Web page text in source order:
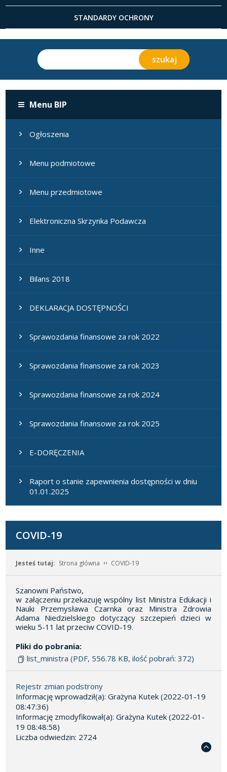
STANDARDY OCHRONY
Menu BIP
Ogłoszenia
Menu podmiotowe
Menu przedmiotowe
Elektroniczna Skrzynka Podawcza
Inne
Bilans 2018
DEKLARACJA DOSTĘPNOŚCI
Sprawozdania finansowe za rok 2022
Sprawozdania finansowe za rok 2023
Sprawozdania finansowe za rok 2024
Sprawozdania finansowe za rok 2025
E-DORĘCZENIA
Raport o stanie zapewnienia dostępności w dniu
01.01.2025
COVID-19
Jesteś tutaj: Strona główna COVID-19
Szanowni Państwo,
w załączeniu przekazuję wspólny list Ministra Edukacji i
Nauki Przemysława Czarnka oraz Ministra Zdrowia
Adama Niedzielskiego dotyczący szczepień dzieci w
wieku 5-11 lat przeciw COVID-19.
Pliki do pobrania:
list_ministra (PDF, 556.78 KB, ilość pobrań: 372)
Rejestr zmian podstrony
Informację wprowadził(a): Grażyna Kutek (2022-01-19
08:47:36)
Informację zmodyfikował(a): Grażyna Kutek (2022-01-
19 08:48:58)
Liczba odwiedzin: 2724